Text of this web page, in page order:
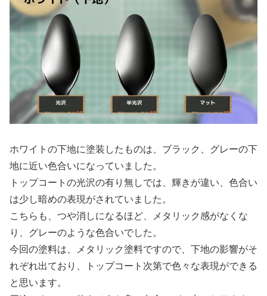
ホワイトの下地に塗装したものは、ブラック、グレーの下
地に近い色合いになっていました。
トップコートの光沢の有り無しでは、輝きが違い、色合い
は少し暗めの表現がされていました。
こちらも、つや消しになるほど、メタリック感がなくな
り、グレーのような色合いでした。
今回の塗料は、メタリック塗料ですので、下地の影響がそ
れぞれ出ており、トップコート次第で色々な表現ができる
と思います。